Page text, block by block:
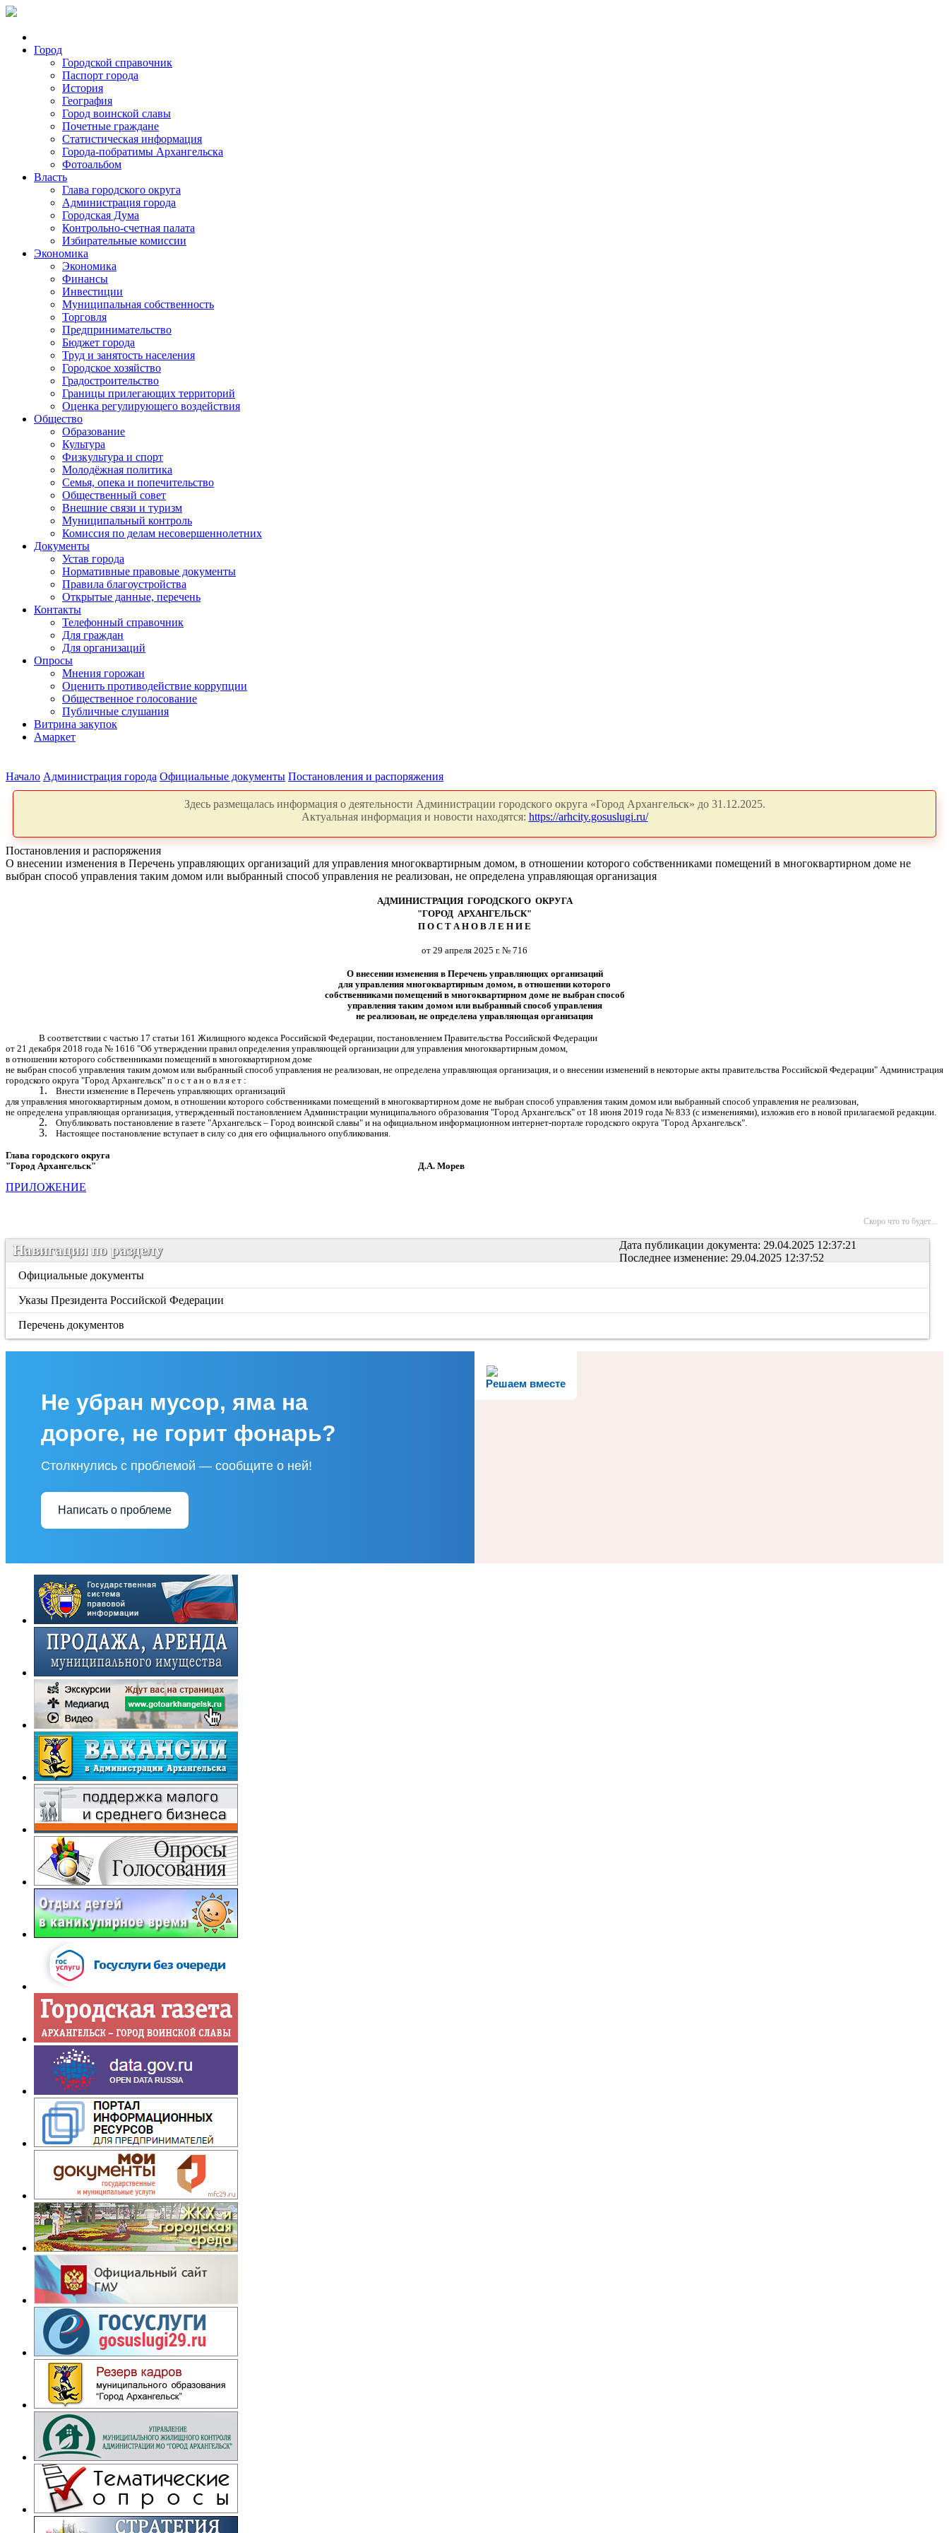
Город
Городской справочник
Паспорт города
История
География
Город воинской славы
Почетные граждане
Статистическая информация
Города-побратимы Архангельска
Фотоальбом
Власть
Глава городского округа
Администрация города
Городская Дума
Контрольно-счетная палата
Избирательные комиссии
Экономика
Экономика
Финансы
Инвестиции
Муниципальная собственность
Торговля
Предпринимательство
Бюджет города
Труд и занятость населения
Городское хозяйство
Градостроительство
Границы прилегающих территорий
Оценка регулирующего воздействия
Общество
Образование
Культура
Физкультура и спорт
Молодёжная политика
Семья, опека и попечительство
Общественный совет
Внешние связи и туризм
Муниципальный контроль
Комиссия по делам несовершеннолетних
Документы
Устав города
Нормативные правовые документы
Правила благоустройства
Открытые данные, перечень
Контакты
Телефонный справочник
Для граждан
Для организаций
Опросы
Мнения горожан
Оценить противодействие коррупции
Общественное голосование
Публичные слушания
Витрина закупок
Амаркет
Начало Администрация города Официальные документы Постановления и распоряжения
Здесь размещалась информация о деятельности Администрации городского округа «Город Архангельск» до 31.12.2025.
Актуальная информация и новости находятся: https://arhcity.gosuslugi.ru/
Постановления и распоряжения
О внесении изменения в Перечень управляющих организаций для управления многоквартирным домом, в отношении которого собственниками помещений в многоквартирном доме не
выбран способ управления таким домом или выбранный способ управления не реализован, не определена управляющая организация
АДМИНИСТРАЦИЯ ГОРОДСКОГО ОКРУГА
"ГОРОД АРХАНГЕЛЬСК"
П О С Т А Н О В Л Е Н И Е
от 29 апреля 2025 г. № 716
О внесении изменения в Перечень управляющих организаций
для управления многоквартирным домом, в отношении которого
собственниками помещений в многоквартирном доме не выбран способ
управления таким домом или выбранный способ управления
не реализован, не определена управляющая организация
В соответствии с частью 17 статьи 161 Жилищного кодекса Российской Федерации, постановлением Правительства Российской Федерации
от 21 декабря 2018 года № 1616 "Об утверждении правил определения управляющей организации для управления многоквартирным домом,
в отношении которого собственниками помещений в многоквартирном доме
не выбран способ управления таким домом или выбранный способ управления не реализован, не определена управляющая организация, и о внесении изменений в некоторые акты правительства Российской Федерации" Администрация
городского округа "Город Архангельск" постановляет:
1.
Внести изменение в Перечень управляющих организаций
для управления многоквартирным домом, в отношении которого собственниками помещений в многоквартирном доме не выбран способ управления таким домом или выбранный способ управления не реализован,
не определена управляющая организация, утвержденный постановлением Администрации муниципального образования "Город Архангельск" от 18 июня 2019 года № 833 (с изменениями), изложив его в новой прилагаемой редакции.
2. Опубликовать постановление в газете "Архангельск – Город воинской славы" и на официальном информационном интернет-портале городского округа "Город Архангельск".
3. Настоящее постановление вступает в силу со дня его официального опубликования.
Глава городского округа
"Город Архангельск" Д.А. Морев
ПРИЛОЖЕНИЕ
Скоро что то будет...
Дата публикации документа: 29.04.2025 12:37:21
Последнее изменение: 29.04.2025 12:37:52
Навигация по разделу
Официальные документы
Указы Президента Российской Федерации
Перечень документов
Решаем вместе
Не убран мусор, яма на
дороге, не горит фонарь?
Столкнулись с проблемой — сообщите о ней!
Написать о проблеме